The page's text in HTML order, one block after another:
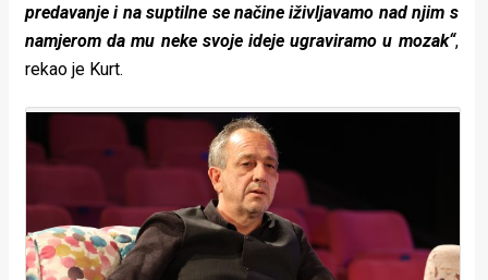
predavanje i na suptilne se načine iživljavamo nad njim s
namjerom da mu neke svoje ideje ugraviramo u mozak“,
rekao je Kurt.